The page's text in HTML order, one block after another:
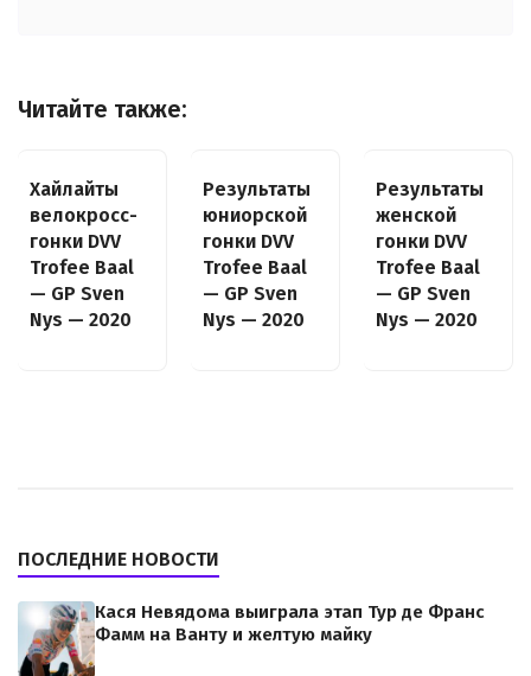
Читайте также:
Хайлайты
велокросс-
гонки DVV
Trofee Baal
— GP Sven
Nys — 2020
Результаты
юниорской
гонки DVV
Trofee Baal
— GP Sven
Nys — 2020
Результаты
женской
гонки DVV
Trofee Baal
— GP Sven
Nys — 2020
ПОСЛЕДНИЕ НОВОСТИ
Кася Невядома выиграла этап Тур де Франс
Фамм на Ванту и желтую майку